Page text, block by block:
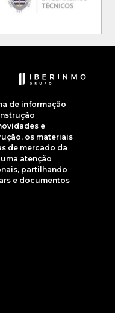
de informação
e
os materiais
de mercado da
atenção
partilhando
e documentos